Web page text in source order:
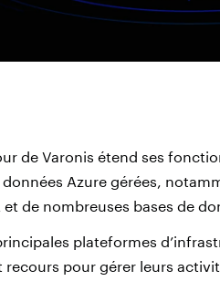
de Varonis étend ses
Azure gérées,
et de nombreuses bases de
plateformes
recours pour gérer leurs